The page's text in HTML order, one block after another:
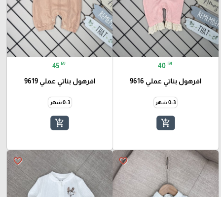
40 ₪
افرهول بناتي عملي 9616
0-3 شهر
add_shopping_cart
45 ₪
افرهول بناتي عملي 9619
0-3 شهر
add_shopping_cart
favorite_border
favorite_border